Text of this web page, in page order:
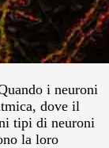
i neuroni
dove il
tipi di neuroni
la loro